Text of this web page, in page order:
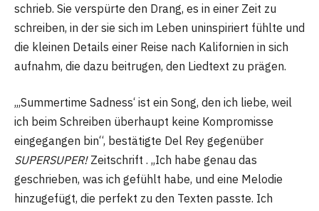
schrieb. Sie verspürte den Drang, es in einer Zeit zu
schreiben, in der sie sich im Leben uninspiriert fühlte und
die kleinen Details einer Reise nach Kalifornien in sich
aufnahm, die dazu beitrugen, den Liedtext zu prägen.
„‚Summertime Sadness‘ ist ein Song, den ich liebe, weil
ich beim Schreiben überhaupt keine Kompromisse
eingegangen bin“, bestätigte Del Rey gegenüber
SUPERSUPER! Zeitschrift . „Ich habe genau das
geschrieben, was ich gefühlt habe, und eine Melodie
hinzugefügt, die perfekt zu den Texten passte. Ich